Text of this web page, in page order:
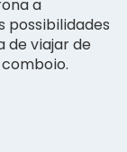
a
possibilidades
de viajar de